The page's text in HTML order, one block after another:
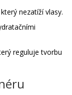
nezatíží vlasy.
reguluje tvorbu